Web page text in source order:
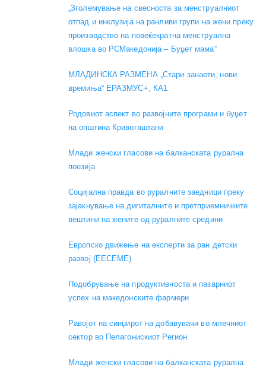
„Зголемување на свесноста за менструалниот
отпад и инклузија на ранливи групи на жени преку
производство на повеќекратна менструална
влошка во РСМакедонија – Буџет мама“
МЛАДИНСКА РАЗМЕНА „Стари занаети, нови
времиња“ ЕРАЗМУС+, КА1
Родовиот аспект во развојните програми и буџет
на општина Кривогаштани
Mлади женски гласови на балканската рурална
поезија
Социјална правда во руралните заедници преку
зајакнување на дигиталните и претприемничките
вештини на жените од руралните средини
Европско движење на експерти за ран детски
развој (EECEME)
Подобрување на продуктивноста и пазарниот
успех на македонските фармери
Равојот на синџирот на добавувачи во млечниот
сектор во Пелагонискиот Регион
Mлади женски гласови на балканската рурална